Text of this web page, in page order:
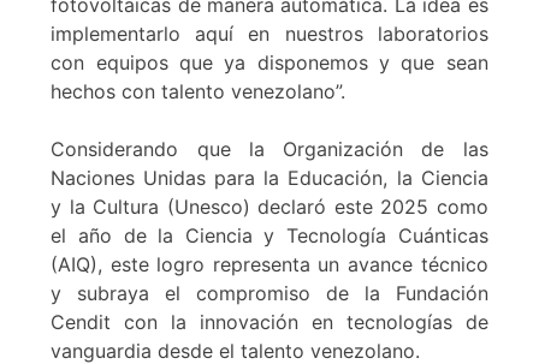
implementarlo aquí en nuestros laboratorios
con equipos que ya disponemos y que sean
hechos con talento venezolano”.
Considerando que la Organización de las
Naciones Unidas para la Educación, la Ciencia
y la Cultura (Unesco) declaró este 2025 como
el año de la Ciencia y Tecnología Cuánticas
(AIQ), este logro representa un avance técnico
y subraya el compromiso de la Fundación
Cendit con la innovación en tecnologías de
vanguardia desde el talento venezolano.